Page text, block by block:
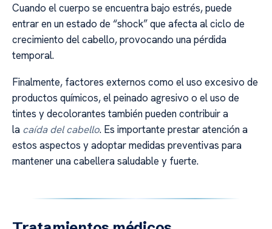
Cuando el cuerpo se encuentra bajo estrés, puede
entrar en un estado de “shock” que afecta al ciclo de
crecimiento del cabello, provocando una pérdida
temporal.
Finalmente, factores externos como el uso excesivo de
productos químicos, el peinado agresivo o el uso de
tintes y decolorantes también pueden contribuir a
la caída del cabello. Es importante prestar atención a
estos aspectos y adoptar medidas preventivas para
mantener una cabellera saludable y fuerte.